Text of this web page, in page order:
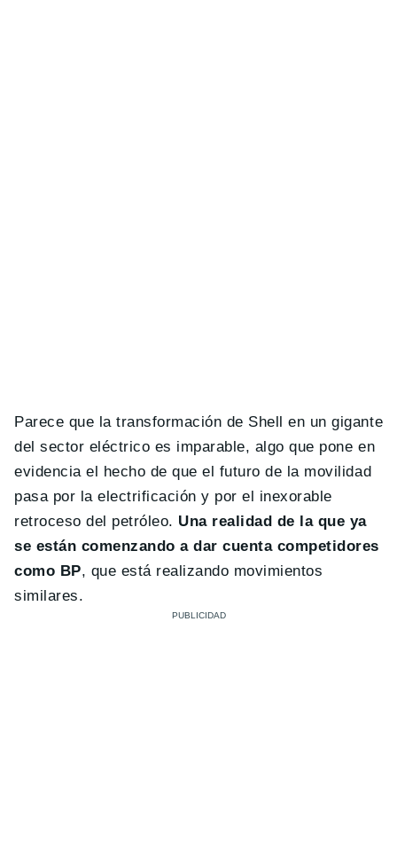
Parece que la transformación de Shell en un gigante
del sector eléctrico es imparable, algo que pone en
evidencia el hecho de que el futuro de la movilidad
pasa por la electrificación y por el inexorable
retroceso del petróleo. Una realidad de la que ya
se están comenzando a dar cuenta competidores
como BP, que está realizando movimientos
similares.